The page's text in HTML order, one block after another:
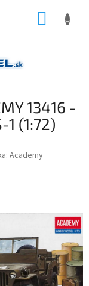
13416 -
1 (1:72)
Academy